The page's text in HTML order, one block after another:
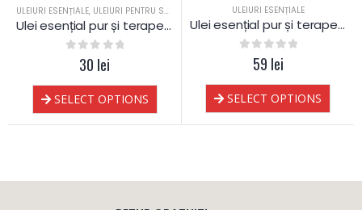
ULEIURI ESENȚIALE, ULEIURI PENTRU SAUNA
Ulei esențial pur și terapeutic de Eucalipt globulus 60% cineole
out of 5
30 lei
SELECT OPTIONS
ULEIURI ESENȚIALE
Ulei esențial pur și terapeutic de Ienupăr
out of 5
59 lei
SELECT OPTIONS